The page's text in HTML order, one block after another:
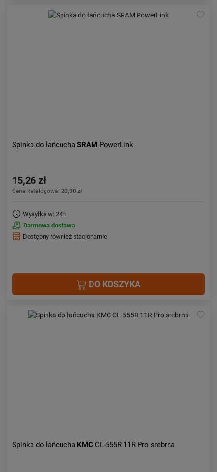
Spinka do łańcucha SRAM PowerLink
15,26 zł
Cena katalogowa: 20,90 zł
Wysyłka w: 24h
Darmowa dostawa
Dostępny również stacjonarnie
DO KOSZYKA
Spinka do łańcucha KMC CL-555R 11R Pro srebrna